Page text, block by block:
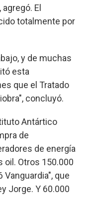
El
totalmente por
y de muchas
esta
que el Tratado
concluyó.
Antártico
de
de energía
oil. Otros 150.000
Vanguardia", que
Jorge. Y 60.000